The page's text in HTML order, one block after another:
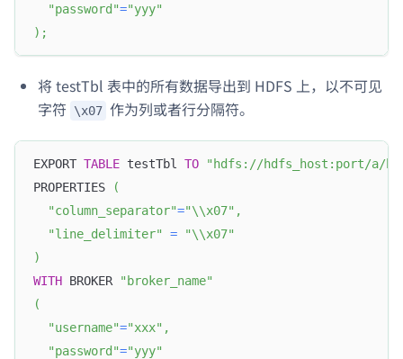
"password"="yyy"
) ;
将 testTbl 表中的所有数据导出到 HDFS 上，以不可见
字符
\x07 作为列或者行分隔符。
EXPORT TABLE testTbl TO
"hdfs://hdfs_host:port/a/b/
PROPERTIES
(
"column_separator"="\\x07" ,
"line_delimiter"
=
"\\x07"
)
WITH BROKER
"broker_name"
(
"username"="xxx" ,
"password"="yyy"